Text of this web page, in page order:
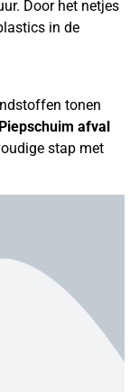
Door het netjes
in de
tonen
Piepschuim afval
stap met